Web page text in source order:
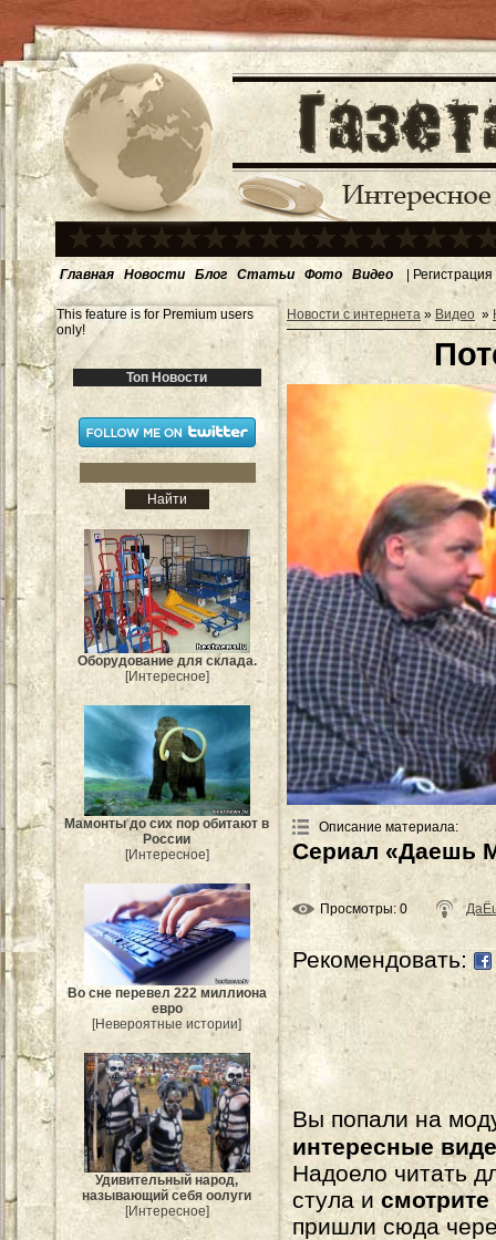
Главная Новости Блог Статьи Фото Видео | Регистрация
This feature is for Premium users
only!
Топ Новости
Оборудование для склада.
[Интересное]
Мамонты до сих пор обитают в
России
[Интересное]
Во сне перевел 222 миллиона
евро
[Невероятные истории]
Удивительный народ,
называющий себя оолуги
[Интересное]
Новости с интернета » Видео »
Описание материала:
Сериал «Даешь
Просмотры: 0
Рекомендовать:
Вы попали на
интересные
Надоело читать
стула и
пришли сюда